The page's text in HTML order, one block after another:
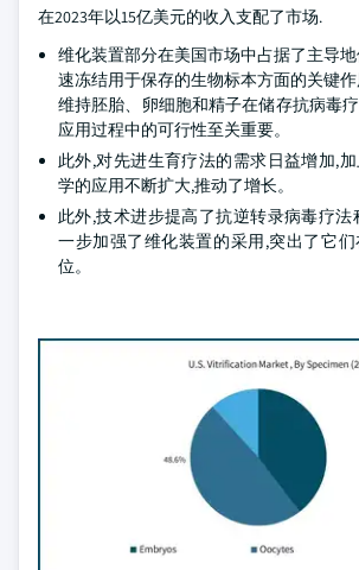
在2023年以15亿美元的收入支配了市场.
维化装置部分在美国市场中占据了主导
速冻结用于保存的生物标本方面的关键
维持胚胎、卵细胞和精子在储存抗病毒
应用过程中的可行性至关重要。
此外,对先进生育疗法的需求日益增加,
学的应用不断扩大,推动了增长。
此外,技术进步提高了抗逆转录病毒疗
一步加强了维化装置的采用,突出了它
位。